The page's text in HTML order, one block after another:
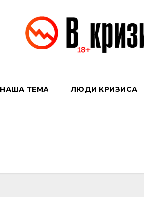
НАША ТЕМА ЛЮДИ КРИЗИСА